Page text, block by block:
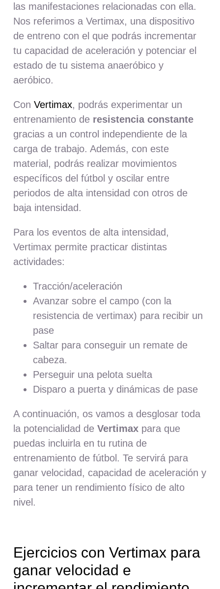
las manifestaciones relacionadas con ella.
Nos referimos a Vertimax, una dispositivo
de entreno con el que podrás incrementar
tu capacidad de aceleración y potenciar el
estado de tu sistema anaeróbico y
aeróbico.
ConVertimax, podrás experimentar un
entrenamiento de resistencia constante
gracias a un control independiente de la
carga de trabajo. Además, con este
material, podrás realizar movimientos
específicos del fútbol y oscilar entre
periodos de alta intensidad con otros de
baja intensidad.
Para los eventos de alta intensidad,
Vertimax permite practicar distintas
actividades:
Tracción/aceleración
Avanzar sobre el campo (con la
resistencia de vertimax) para recibir un
pase
Saltar para conseguir un remate de
cabeza.
Perseguir una pelota suelta
Disparo a puerta y dinámicas de pase
A continuación, os vamos a desglosar toda
la potencialidad deVertimax para que
puedas incluirla en tu rutina de
entrenamiento de fútbol. Te servirá para
ganar velocidad, capacidad de aceleración y
para tener un rendimiento físico de alto
nivel.
Ejercicios con Vertimax para
ganar velocidad e